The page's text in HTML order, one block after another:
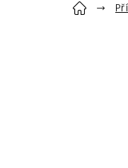
Háčky